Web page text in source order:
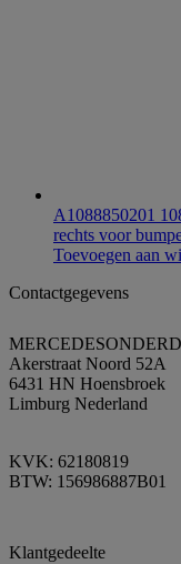
A1088850201
rechts voor
Toevoegen aan
Contactgegevens
Akerstraat Noord 52A
6431 HN Hoensbroek
Limburg Nederland
KVK: 62180819
BTW: 156986887B01
Klantgedeelte